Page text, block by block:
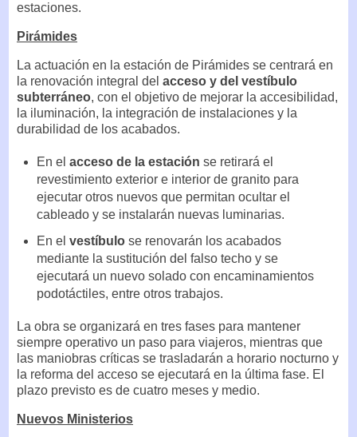
estaciones.
Pirámides
La actuación en la estación de Pirámides se centrará en
la renovación integral del acceso y del vestíbulo
subterráneo, con el objetivo de mejorar la accesibilidad,
la iluminación, la integración de instalaciones y la
durabilidad de los acabados.
En el acceso de la estación se retirará el
revestimiento exterior e interior de granito para
ejecutar otros nuevos que permitan ocultar el
cableado y se instalarán nuevas luminarias.
En el vestíbulo se renovarán los acabados
mediante la sustitución del falso techo y se
ejecutará un nuevo solado con encaminamientos
podotáctiles, entre otros trabajos.
La obra se organizará en tres fases para mantener
siempre operativo un paso para viajeros, mientras que
las maniobras críticas se trasladarán a horario nocturno y
la reforma del acceso se ejecutará en la última fase. El
plazo previsto es de cuatro meses y medio.
Nuevos Ministerios